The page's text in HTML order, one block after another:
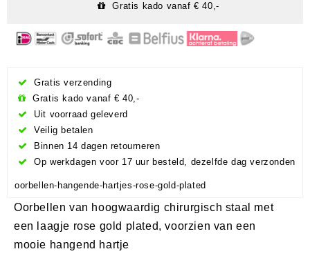
Gratis kado vanaf € 40,-
Gratis verzending
Gratis kado vanaf € 40,-
Uit voorraad geleverd
Veilig betalen
Binnen 14 dagen retourneren
Op werkdagen voor 17 uur besteld, dezelfde dag verzonden
oorbellen-hangende-hartjes-rose-gold-plated
Oorbellen van hoogwaardig chirurgisch staal met
een laagje rose gold plated, voorzien van een
mooie hangend hartje